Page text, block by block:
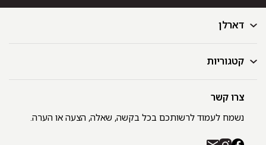
דארלן
דף הבית
GIFT CARD
רשימת חנויות
קטגוריות
מצעים
מגבות
צרו קשר
נשמח לעמוד לרשותכם בכל בקשה, שאלה, הצעה או הערה.